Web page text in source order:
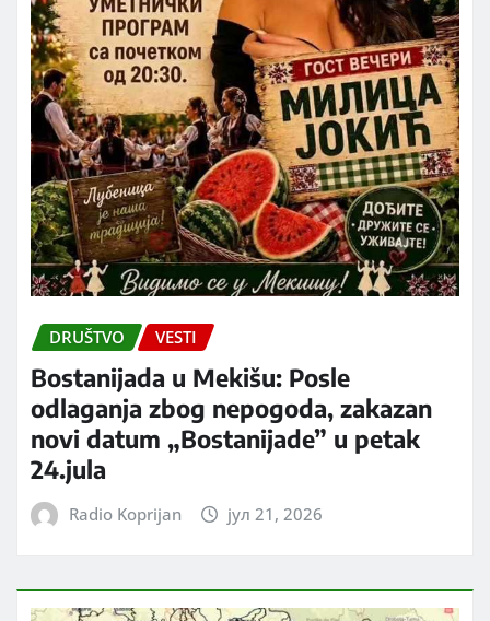
DRUŠTVO VESTI
Bostanijada u Mekišu: Posle
odlaganja zbog nepogoda, zakazan
novi datum „Bostanijade” u petak
24.jula
Radio Koprijan јул 21, 2026